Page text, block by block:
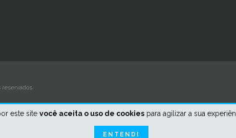
este site você aceita o uso de cookies para agilizar a sua
ENTENDI